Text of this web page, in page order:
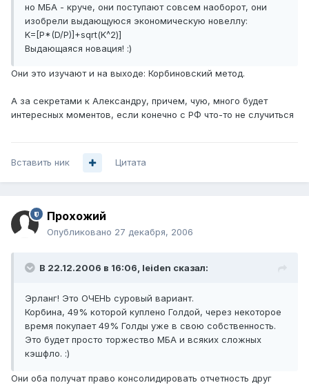
но МБА - круче, они поступают совсем наоборот, они
изобрели выдающуюся экономическую новеллу:
K=[P*(D/P)]+sqrt(K^2)]
Выдающаяся новация! :)
Они это изучают и на выходе: Корбиновский метод.
А за секретами к Александру, причем, чую, много будет
интересных моментов, если конечно с РФ что-то не случиться
Вставить ник Цитата
Прохожий
Опубликовано 27 декабря, 2006
В 22.12.2006 в 16:06, leiden сказал:
Эрланг! Это ОЧЕНЬ суровый вариант.
Корбина, 49% которой куплено Голдой, через некоторое
время покупает 49% Голды уже в свою собственность.
Это будет просто торжество МБА и всяких сложных
кэшфло. :)
Они оба получат право консолидировать отчетность друг